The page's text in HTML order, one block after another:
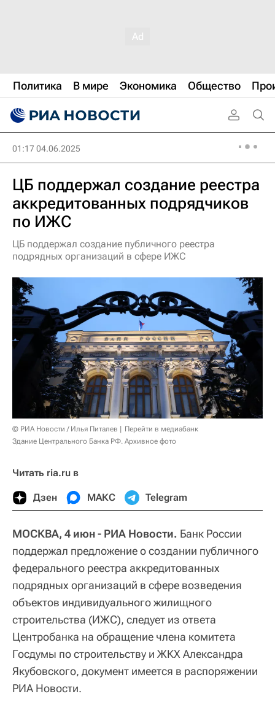
Политика В мире Экономика Общество
01:17 04.06.2025
ЦБ поддержал создание реестра
аккредитованных подрядчиков
по ИЖС
ЦБ поддержал создание публичного реестра
подрядных организаций в сфере ИЖС
© РИА Новости / Илья Питалев
Перейти в медиабанк
Здание Центрального Банка РФ. Архивное фото
Читать ria.ru в
Дзен МАКС Telegram
МОСКВА, 4 июн - РИА Новости. Банк России
поддержал предложение о создании публичного
федерального реестра аккредитованных
подрядных организаций в сфере возведения
объектов индивидуального жилищного
строительства (ИЖС), следует из ответа
Центробанка на обращение члена комитета
Госдумы по строительству и ЖКХ Александра
Якубовского, документ имеется в распоряжении
РИА Новости.